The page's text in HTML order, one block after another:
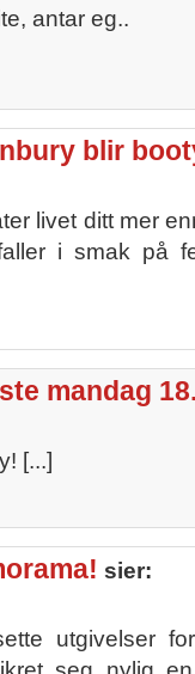
antar eg..
blir
livet ditt mer
i smak på
mandag
[...]
sier:
utgivelser